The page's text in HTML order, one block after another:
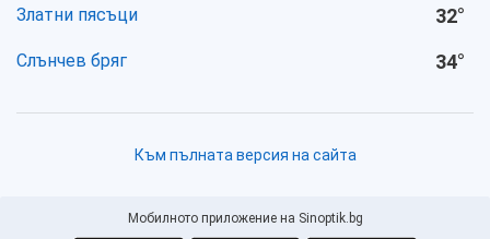
Златни пясъци 32°
Слънчев бряг 34°
Към пълната версия на сайта
Мобилното приложение на Sinoptik.bg